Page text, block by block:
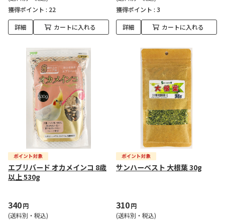
獲得ポイント : 22
詳細 カートに入れる
獲得ポイント : 3
詳細 カートに入れる
エブリバード オカメインコ 8歳
以上 530g
340円
(送料別・税込)
サンハーベスト 大根葉 30g
310円
(送料別・税込)